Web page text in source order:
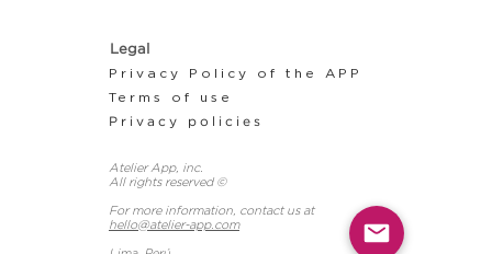
Legal
Privacy Policy of the APP
Terms of use
Privacy policies
Atelier App, inc.
All rights reserved ©
For more information, contact us at
hello@atelier-app.com